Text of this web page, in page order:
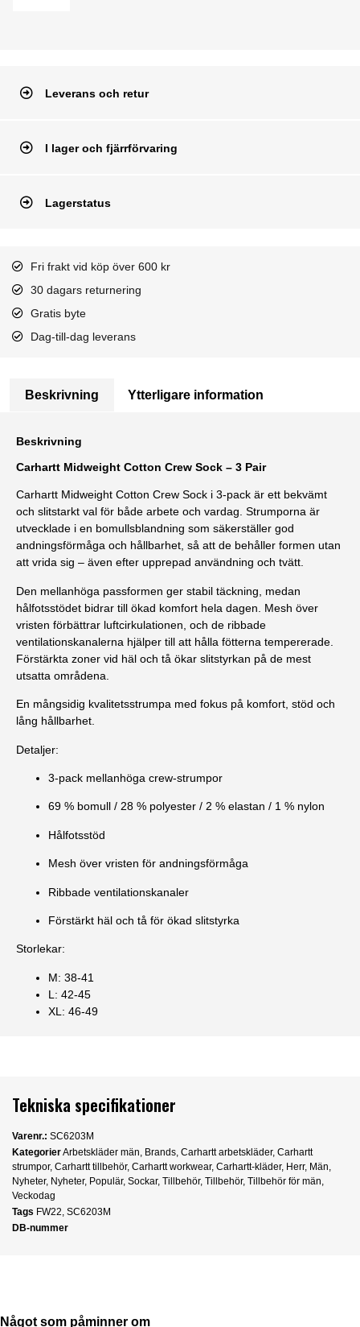
Leverans och retur
I lager och fjärrförvaring
Lagerstatus
Fri frakt vid köp över 600 kr
30 dagars returnering
Gratis byte
Dag-till-dag leverans
Beskrivning Ytterligare information
Beskrivning
Carhartt Midweight Cotton Crew Sock – 3 Pair
Carhartt Midweight Cotton Crew Sock i 3-pack är ett bekvämt
och slitstarkt val för både arbete och vardag. Strumporna är
utvecklade i en bomullsblandning som säkerställer god
andningsförmåga och hållbarhet, så att de behåller formen utan
att vrida sig – även efter upprepad användning och tvätt.
Den mellanhöga passformen ger stabil täckning, medan
hålfotsstödet bidrar till ökad komfort hela dagen. Mesh över
vristen förbättrar luftcirkulationen, och de ribbade
ventilationskanalerna hjälper till att hålla fötterna tempererade.
Förstärkta zoner vid häl och tå ökar slitstyrkan på de mest
utsatta områdena.
En mångsidig kvalitetsstrumpa med fokus på komfort, stöd och
lång hållbarhet.
Detaljer:
3-pack mellanhöga crew-strumpor
69 % bomull / 28 % polyester / 2 % elastan / 1 % nylon
Hålfotsstöd
Mesh över vristen för andningsförmåga
Ribbade ventilationskanaler
Förstärkt häl och tå för ökad slitstyrka
Storlekar:
M: 38-41
L: 42-45
XL: 46-49
Tekniska specifikationer
Varenr.: SC6203M
KategorierArbetskläder män Brands Carhartt arbetskläder, Carhartt
strumpor, Carhartt tillbehör, Carhartt workwear, Carhartt-kläder, Herr, Män
Nyheter, Nyheter, Populär, Sockar, Tillbehör, Tillbehör, Tillbehör för män
Veckodag
Tags FW22 SC6203M
DB-nummer
Något som påminner om